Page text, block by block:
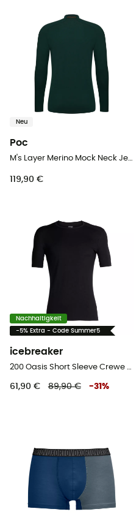
Neu
Poc
M's Layer Merino Mock Neck Jersey - Merinounterwäsche - Herren
119,90 €
Nachhaltigkeit
-5% Extra - Code Summer5
icebreaker
200 Oasis Short Sleeve Crewe - Merinoshirt - Herren
61,90 € 89,90 € -31 %